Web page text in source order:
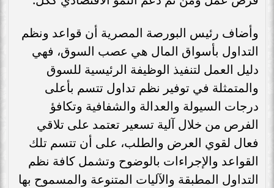
وأضاف رئيس البورصة المصرية أن قواعد ونظم
التداول بأسواق المال هي عصب السوق، فهي
دليل العمل لتنفيذ الوظيفة الرئيسية للسوق
والمتمثلة في توفير نظم تداول تتسم بأعلى
درجات السيولة والعدالة والشفافية وتكافؤ
الفرص من خلال آلية تسعير تعتمد على تلاقي
فعال لقوي العرض والطلب، على أن تتسم تلك
القواعد والإجراءات بالوضوح وتشمل كافة نظم
التداول المطبقة والآليات المتنوعة والمسموح بها